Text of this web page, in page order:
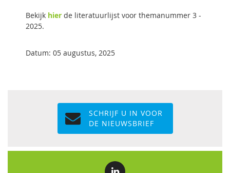
Bekijk hier de literatuurlijst voor themanummer 3 -
2025.
Datum: 05 augustus, 2025
SCHRIJF U IN VOOR
DE NIEUWSBRIEF